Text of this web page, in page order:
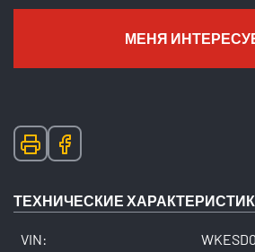
МЕНЯ
ТЕХНИЧЕСКИЕ
VIN: